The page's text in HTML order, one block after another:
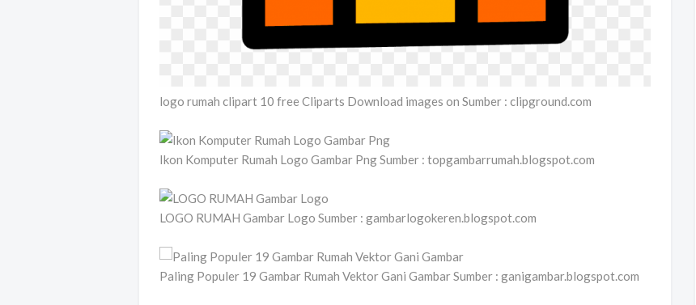
logo rumah clipart 10 free Cliparts Download images on Sumber : clipground.com
Ikon Komputer Rumah Logo Gambar Png Sumber : topgambarrumah.blogspot.com
LOGO RUMAH Gambar Logo Sumber : gambarlogokeren.blogspot.com
Paling Populer 19 Gambar Rumah Vektor Gani Gambar Sumber : ganigambar.blogspot.com